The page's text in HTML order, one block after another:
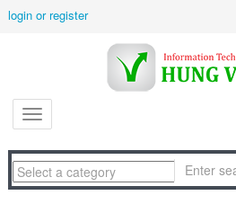
login or register